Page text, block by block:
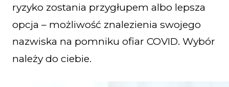
ryzyko zostania przygłupem albo lepsza
opcja – możliwość znalezienia swojego
nazwiska na pomniku ofiar COVID. Wybór
należy do ciebie.